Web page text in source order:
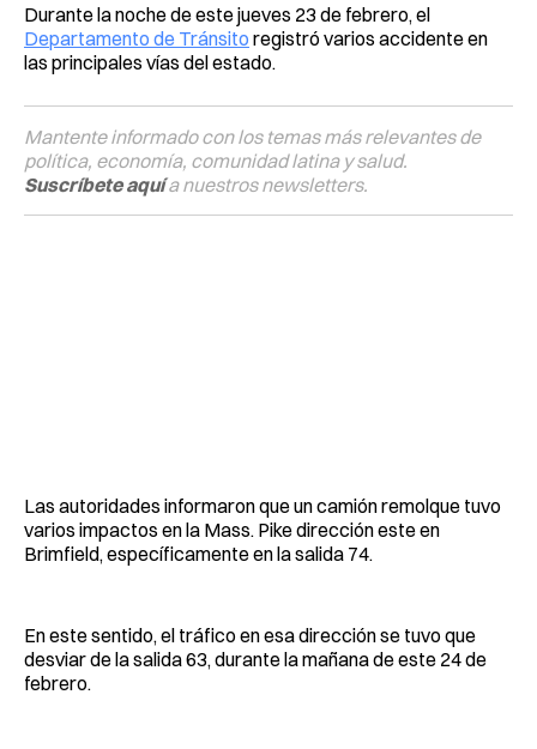
Durante la noche de este jueves 23 de febrero, el
Departamento de Tránsito registró varios accidente en
las principales vías del estado.
Mantente informado con los temas más relevantes de
política, economía, comunidad latina y salud.
Suscríbete aquía nuestros newsletters.
Las autoridades informaron que un camión remolque tuvo
varios impactos en la Mass. Pike dirección este en
Brimfield, específicamente en la salida 74.
En este sentido, el tráfico en esa dirección se tuvo que
desviar de la salida 63, durante la mañana de este 24 de
febrero.